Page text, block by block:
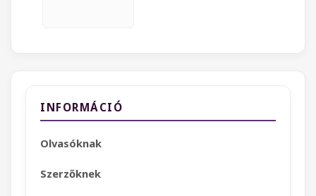
INFORMÁCIÓ
Olvasóknak
Szerzőknek